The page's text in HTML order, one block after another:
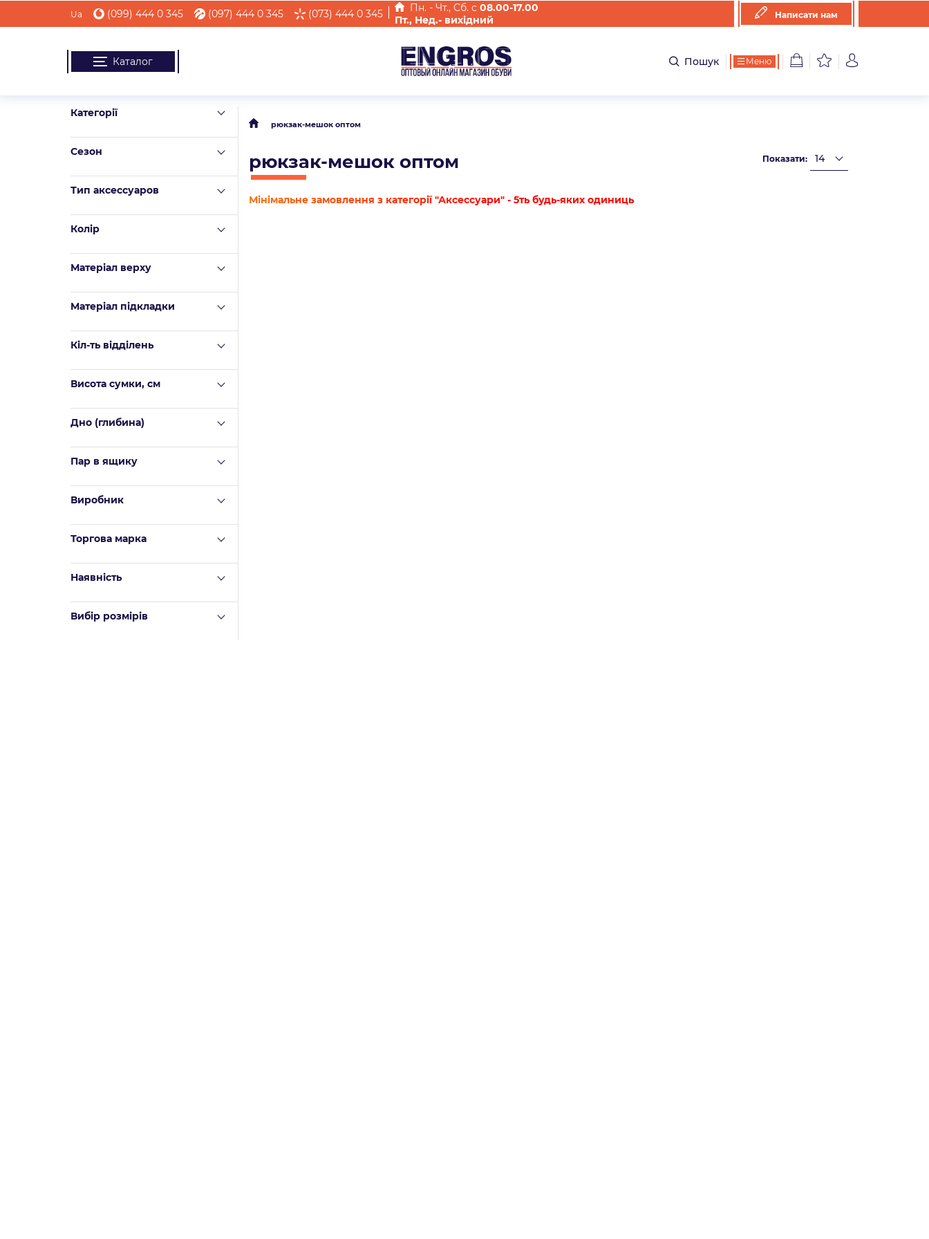
Ua (099) 444 0 345 (097) 444 0 345 (073) 444 0 345 Пн. - Чт., Cб. с 08.00-17.00
Пт., Нед.- вихідний
Написати нам
Каталог Пошук Меню
Категорії
Сезон
Тип аксессуаров
Колір
Матеріал верху
Mатеріал підкладки
Кіл-ть відділень
Висота сумки, см
Дно (глибина)
Пар в ящику
Виробник
Торгова марка
Наявність
Вибір розмірів
рюкзак-мешок оптом
рюкзак-мешок оптом Показати:
Мінімальне замовлення з категорії "Аксессуари" - 5ть будь-яких одиниць